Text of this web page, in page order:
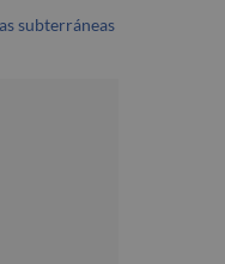
subterráneas